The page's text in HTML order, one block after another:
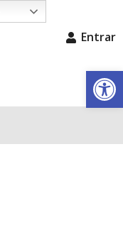
Barra de
Entrar